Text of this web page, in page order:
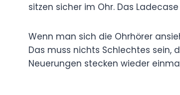
sitzen sicher im Ohr. Das
Wenn man sich die Ohrhörer
Das muss nichts Schlechtes sein,
Neuerungen stecken wieder